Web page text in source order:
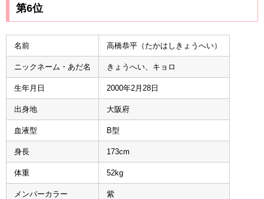
第6位
名前 高橋恭平（たかはしきょうへい）
ニックネーム・あだ名 きょうへい、キョロ
生年月日 2000年2月28日
出身地 大阪府
血液型 B型
身長 173cm
体重 52kg
メンバーカラー 紫